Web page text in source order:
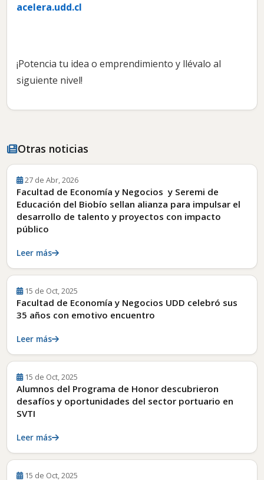
acelera.udd.cl
¡Potencia tu idea o emprendimiento y llévalo al
siguiente nivel!
Otras noticias
27 de Abr, 2026
Facultad de Economía y Negocios y Seremi de
Educación del Biobío sellan alianza para impulsar el
desarrollo de talento y proyectos con impacto
público
Leer más
15 de Oct, 2025
Facultad de Economía y Negocios UDD celebró sus
35 años con emotivo encuentro
Leer más
15 de Oct, 2025
Alumnos del Programa de Honor descubrieron
desafíos y oportunidades del sector portuario en
SVTI
Leer más
15 de Oct, 2025